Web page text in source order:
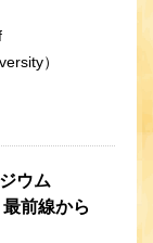
）
ウム
前線から